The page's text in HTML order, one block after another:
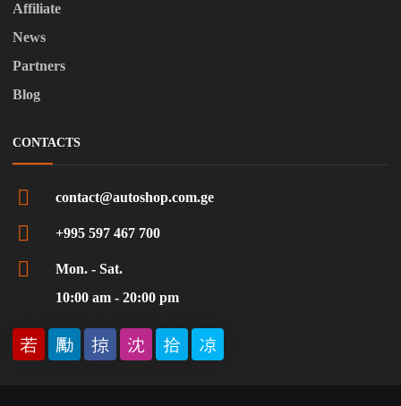
Affiliate
News
Partners
Blog
CONTACTS
contact@autoshop.com.ge
+995 597 467 700
Mon. - Sat.
10:00 am - 20:00 pm